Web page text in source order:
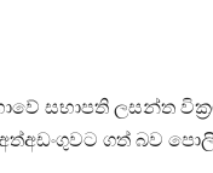
සභාපති ලසන්ත
අත්අඩංගුවට ගත් බව